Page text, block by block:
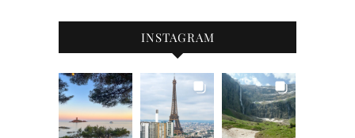
INSTAGRAM